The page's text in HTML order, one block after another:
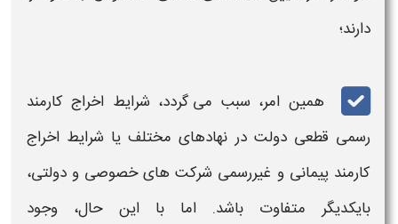
دارند؛
همین امر، سبب می گردد، شرایط اخراج کارمند
رسمی قطعی دولت در نهادهای مختلف یا شرایط اخراج
کارمند پیمانی و غیررسمی شرکت های خصوصی و دولتی،
بایکدیگر متفاوت باشد. اما با این حال، وجود